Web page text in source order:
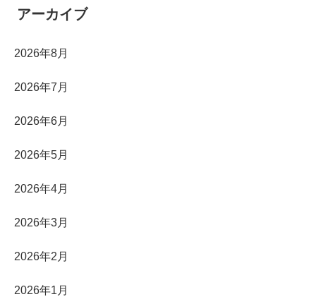
アーカイブ
2026年8月
2026年7月
2026年6月
2026年5月
2026年4月
2026年3月
2026年2月
2026年1月